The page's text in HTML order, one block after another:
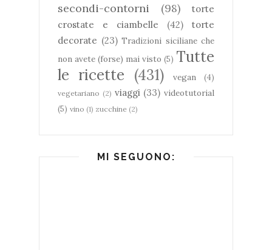
secondi-contorni (98)
torte
crostate e ciambelle
(42)
torte
decorate (23) Tradizioni siciliane che
non avete (forse) mai visto (5) Tutte
le ricette (431) vegan (4)
vegetariano (2) viaggi (33) videotutorial
(5) vino (1) zucchine (2)
MI SEGUONO: